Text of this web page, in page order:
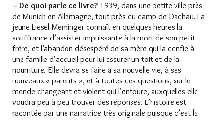
– De quoi parle ce livre? 1939, dans une petite ville près
de Munich en Allemagne, tout près du camp de Dachau. La
jeune Liesel Meminger connaît en quelques heures la
souffrance d’assister impuissante à la mort de son petit
frère, et l’abandon désespéré de sa mère qui la confie à
une famille d’accueil pour lui assurer un toit et de la
nourriture. Elle devra se faire à sa nouvelle vie, à ses
nouveaux « parents », et à toutes ces questions, sur le
monde changeant et violent qui l’entoure, auxquelles elle
voudra peu à peu trouver des réponses. L’histoire est
racontée par une narratrice très originale puisque c’est la